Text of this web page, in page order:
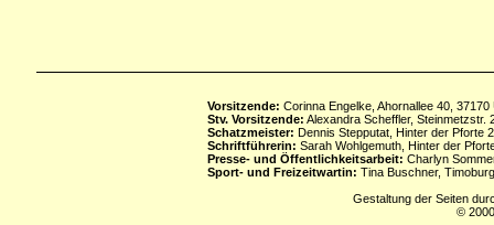
Vorsitzende: Corinna Engelke, Ahornallee 40,
Stv. Vorsitzende: Alexandra Scheffler, Steinmetzstr.
Schatzmeister: Dennis Stepputat, Hinter der Pforte
Schriftführerin: Sarah Wohlgemuth, Hinter der
Presse- und Öffentlichkeitsarbeit: Charlyn
Sport- und Freizeitwartin: Tina Buschner,
Gestaltung der Seiten
©